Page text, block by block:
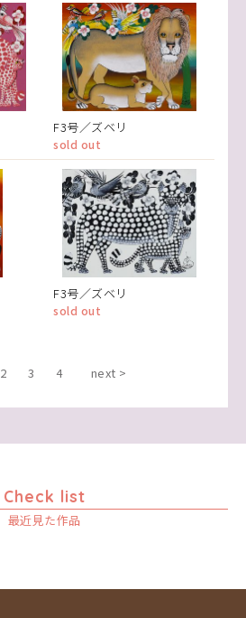
F3号／ズベリ
sold out
F3号／ズベリ
sold out
2 3 4 next >
Check list
最近見た作品